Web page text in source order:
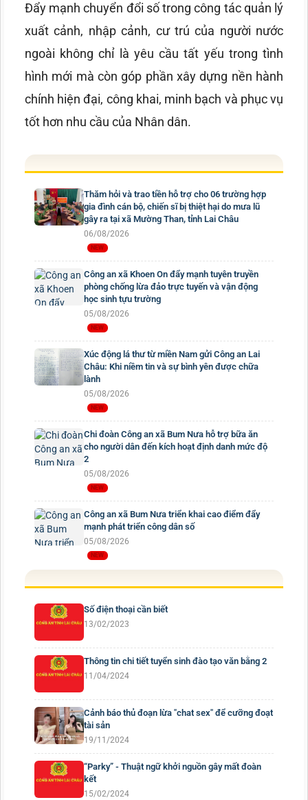
Đẩy mạnh chuyển đổi số trong công tác quản lý
xuất cảnh, nhập cảnh, cư trú của người nước
ngoài không chỉ là yêu cầu tất yếu trong tình
hình mới mà còn góp phần xây dựng nền hành
chính hiện đại, công khai, minh bạch và phục vụ
tốt hơn nhu cầu của Nhân dân.
Thăm hỏi và trao tiền hỗ trợ cho 06 trường hợp
gia đình cán bộ, chiến sĩ bị thiệt hại do mưa lũ
gây ra tại xã Mường Than, tỉnh Lai Châu
06/08/2026
Công an xã Khoen On đẩy mạnh tuyên truyền
phòng chống lừa đảo trực tuyến và vận động
học sinh tựu trường
05/08/2026
Xúc động lá thư từ miền Nam gửi Công an Lai
Châu: Khi niềm tin và sự bình yên được chữa
lành
05/08/2026
Chi đoàn Công an xã Bum Nưa hỗ trợ bữa ăn
cho người dân đến kích hoạt định danh mức độ
2
05/08/2026
Công an xã Bum Nưa triển khai cao điểm đẩy
mạnh phát triển công dân số
05/08/2026
Số điện thoại cần biết
13/02/2023
Thông tin chi tiết tuyển sinh đào tạo văn bằng 2
11/04/2024
Cảnh báo thủ đoạn lừa "chat sex" để cưỡng đoạt
tài sản
19/11/2024
“Parky” - Thuật ngữ khởi nguồn gây mất đoàn
kết
15/02/2024